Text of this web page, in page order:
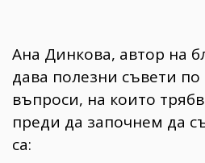
Ана Динкова, автор на
дава полезни съвети
въпроси, на които
преди да започнем да
са: